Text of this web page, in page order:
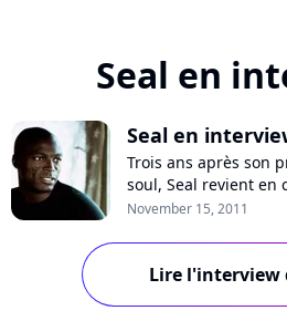
Seal en
Seal en
Trois ans après son
soul, Seal revient en
"Soul 2", que l'artiste
pendant 13
le chanteur
morceaux qui ont
November 15, 2011
Lire l'interview